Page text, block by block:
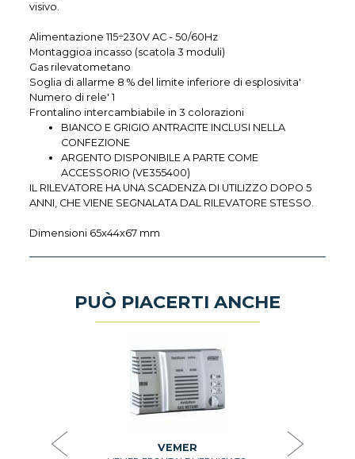
visivo.
Alimentazione 115÷230V AC - 50/60Hz
Montaggioa incasso (scatola 3 moduli)
Gas rilevatometano
Soglia di allarme 8 % del limite inferiore di esplosivita'
Numero di rele' 1
Frontalino intercambiabile in 3 colorazioni
BIANCO E GRIGIO ANTRACITE INCLUSI NELLA
CONFEZIONE
ARGENTO DISPONIBILE A PARTE COME
ACCESSORIO (VE355400)
IL RILEVATORE HA UNA SCADENZA DI UTILIZZO DOPO 5
ANNI, CHE VIENE SEGNALATA DAL RILEVATORE STESSO.
Dimensioni 65x44x67 mm
PUÒ PIACERTI ANCHE
VEMER